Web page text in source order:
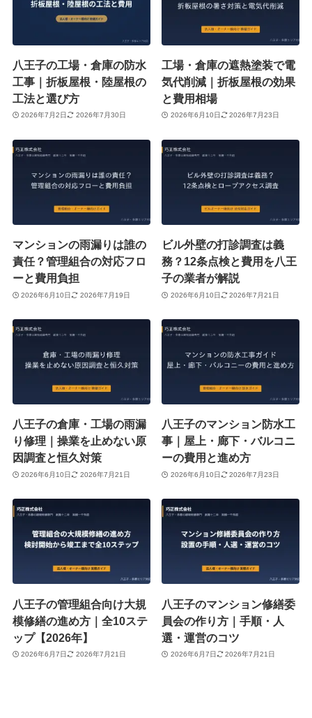
八王子の工場・倉庫の防水
工事｜折板屋根・陸屋根の
工法と選び方
2026年7月2日 2026年7月30日
工場・倉庫の遮熱塗装で電
気代削減｜折板屋根の効果
と費用相場
2026年6月10日 2026年7月23日
マンションの雨漏りは誰の
責任？管理組合の対応フロ
ーと費用負担
2026年6月10日 2026年7月19日
ビル外壁の打診調査は義
務？12条点検と費用を八王
子の業者が解説
2026年6月10日 2026年7月21日
八王子の倉庫・工場の雨漏
り修理｜操業を止めない原
因調査と恒久対策
2026年6月10日 2026年7月21日
八王子のマンション防水工
事｜屋上・廊下・バルコニ
ーの費用と進め方
2026年6月10日 2026年7月23日
八王子の管理組合向け大規
模修繕の進め方｜全10ステ
ップ【2026年】
2026年6月7日 2026年7月21日
八王子のマンション修繕委
員会の作り方｜手順・人
選・運営のコツ
2026年6月7日 2026年7月21日